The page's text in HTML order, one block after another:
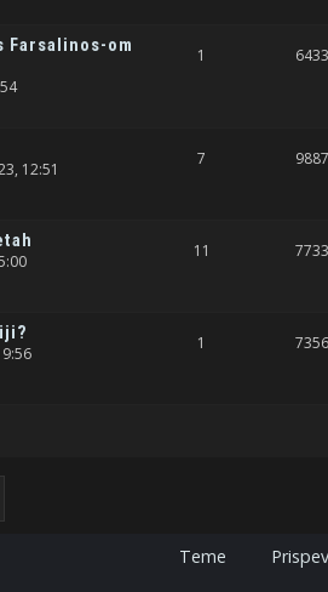
Farsalinos-om
1
12:51
7
11
1
Teme